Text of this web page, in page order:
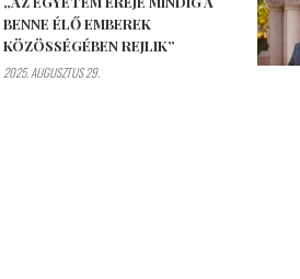
BENNE ÉLŐ EMBEREK
KÖZÖSSÉGÉBEN REJLIK”
2025. AUGUSZTUS 29.